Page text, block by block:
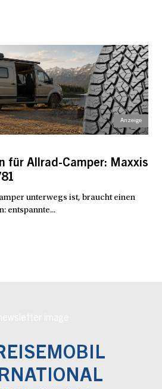
für Allrad-Camper: Maxxis
unterwegs ist, braucht einen
entspannte...